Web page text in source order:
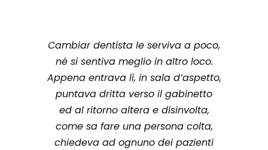
Cambiar dentista le serviva a poco,
né si sentiva meglio in altro loco.
Appena entrava lì, in sala d’aspetto,
puntava dritta verso il gabinetto
ed al ritorno altera e disinvolta,
come sa fare una persona colta,
chiedeva ad ognuno dei pazienti